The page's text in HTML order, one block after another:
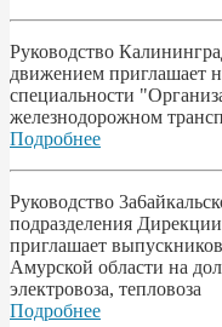
Руководство
движением приглашает
специальности
железнодорожном
Подробнее
Pyководство
подразделения
приглашает
Амурской области на
электровоза, тепловоза
Подробнее